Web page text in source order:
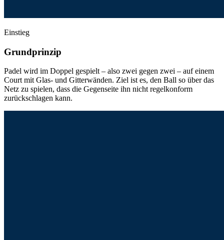
Einstieg
Grundprinzip
Padel wird im Doppel gespielt – also zwei gegen zwei – auf einem
Court mit Glas- und Gitterwänden. Ziel ist es, den Ball so über das
Netz zu spielen, dass die Gegenseite ihn nicht regelkonform
zurückschlagen kann.